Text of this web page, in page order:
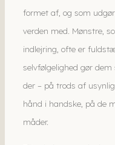
formet af, og som
verden med. Mønstre,
indlejring, ofte er
selvfølgelighed gør
der – på trods af
hånd i handske, på de
måder.